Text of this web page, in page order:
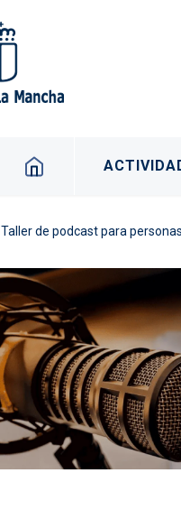
Navegación
Taller de podcast para